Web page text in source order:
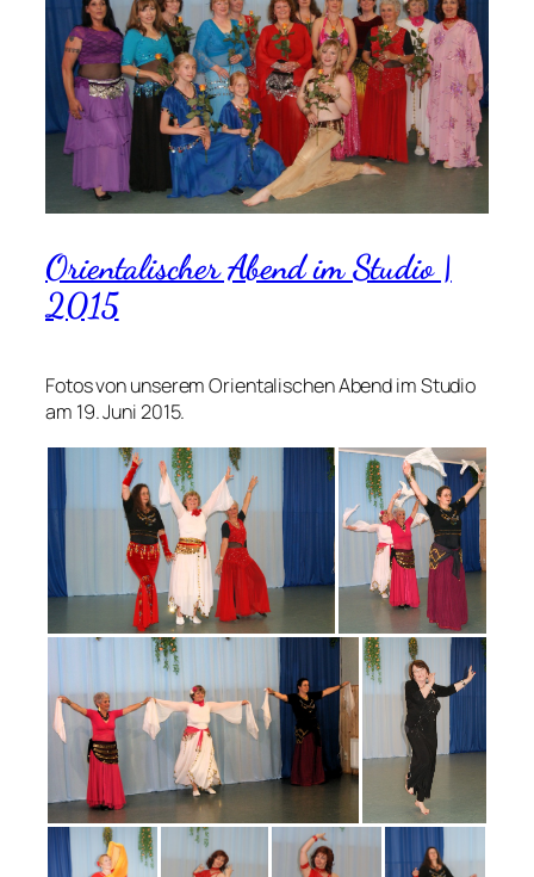
Orientalischer Abend im Studio |
2015
Fotos von unserem Orientalischen Abend im Studio
am 19. Juni 2015.